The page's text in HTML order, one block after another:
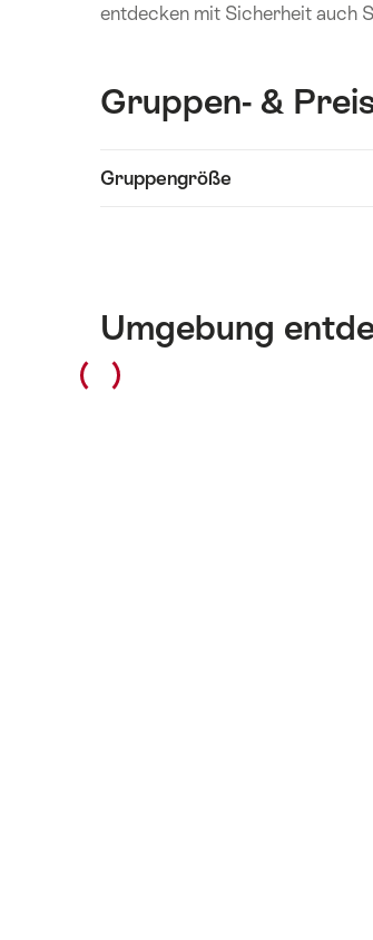
entdecken mit Sicherheit auch
Gruppen- &
Technische
anzeigen
Gruppengröße
Umgebung